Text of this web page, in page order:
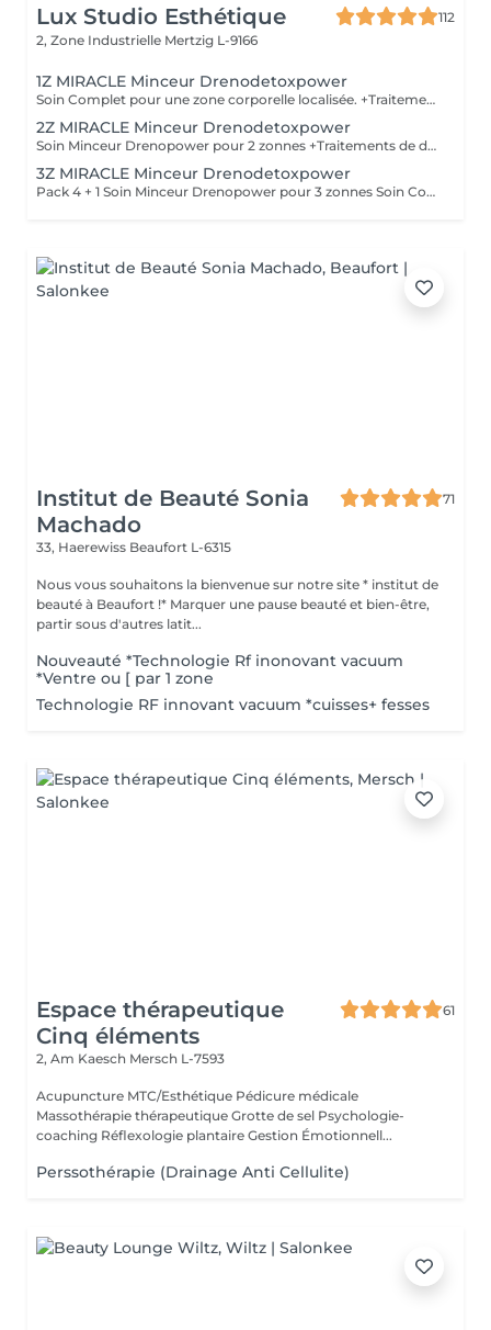
Lux Studio Esthétique
112
2, Zone Industrielle Mertzig L-9166
1Z MIRACLE Minceur Drenodetoxpower
Soin Complet pour une zone corporelle localisée. +Traitements de drainage des liquides emprisonnés et amélioration de la circulation, +Détruit les cellules graisseuses et/ou la cellulite. +Traitements pour brûler et éliminer les toxines et les graisses, désintoxication. +Réduit le poids et les mensurations. + Raffermissement de la peau et des muscles de la zone traitée. COMPREND 1 ZONE CORPORELLE 5 techniques personalisee
2Z MIRACLE Minceur Drenodetoxpower
Soin Minceur Drenopower pour 2 zonnes +Traitements de drainage des liquides emprisonnés et amélioration de la circulation, +Détruit les cellules graisseuses et/ou la cellulite. +Traitements pour brûler et éliminer les toxines et les graisses, désintoxication. +Réduit le poids, les mensuration et modelage du corps + Raffermissement de la peau et des muscles de la zone traitée. COMPREND 2 ZONE CORPORELLE 5 techniques indication 1 x par semana
3Z MIRACLE Minceur Drenodetoxpower
Pack 4 + 1 Soin Minceur Drenopower pour 3 zonnes Soin Complet pour une zone corporelle localisée. +Traitements de drainage des liquides emprisonnés et amélioration de la circulation, +Détruit les cellules graisseuses et/ou la cellulite. +Traitements pour brûler et éliminer les toxines et les graisses, désintoxication. +Réduit le poids, les mensuration et modelage du corps + Raffermissement de la peau et des muscles de la zone traitée. COMPREND 3 ZONE CORPORELLE 5 techniques indication 1 x par semana
Institut de Beauté Sonia
Machado
71
33, Haerewiss Beaufort L-6315
Nous vous souhaitons la bienvenue sur notre site * institut de
beauté à Beaufort !* Marquer une pause beauté et bien-être,
partir sous d'autres latit...
Nouveauté *Technologie Rf inonovant vacuum
*Ventre ou [ par 1 zone
Technologie RF innovant vacuum *cuisses+ fesses
Espace thérapeutique
Cinq éléments
61
2, Am Kaesch Mersch L-7593
Acupuncture MTC/Esthétique Pédicure médicale
Massothérapie thérapeutique Grotte de sel Psychologie-
coaching Réflexologie plantaire Gestion Émotionnell...
Perssothérapie (Drainage Anti Cellulite)